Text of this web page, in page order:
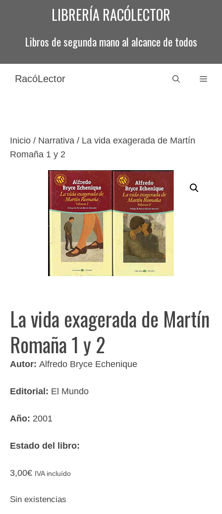
LIBRERÍA RACÓLECTOR
Libros de segunda mano al alcance de todos
RacóLector
Inicio / Narrativa / La vida exagerada de Martín
Romaña 1 y 2
La vida exagerada de Martín
Romaña 1 y 2
Autor: Alfredo Bryce Echenique
Editorial: El Mundo
Año: 2001
Estado del libro:
3,00€ IVA incluído
Sin existencias